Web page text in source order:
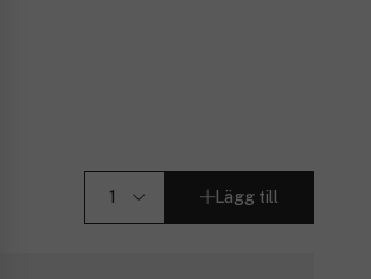
Lägg till